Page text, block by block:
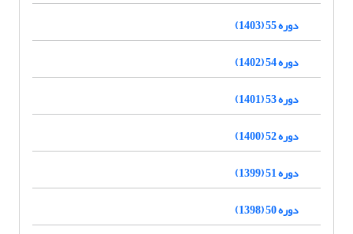
دوره 55 (1403)
دوره 54 (1402)
دوره 53 (1401)
دوره 52 (1400)
دوره 51 (1399)
دوره 50 (1398)